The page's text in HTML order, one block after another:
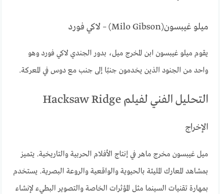
ميلو غيبسون(Milo Gibson) – لاكي فورد
يقوم ميلو غيبسون ابن المخرج ميل، بدور الجندي لاكي فورد وهو
واحد من الجنود الذين يخدمون جنبًا إلى جنب مع دوس في المعركة.
التحليل الفني لفيلم Hacksaw Ridge
الإخراج
ميل غيبسون مخرج ماهر في إنتاج الأفلام الحربية والتاريخية. يتميز
بمشاهد المعارك المليئة بالحيوية والواقعية والروعة البصرية. يستخدم
بمهارة تقنيات السينما مثل المؤثرات الخاصة والتصوير البطيء لإنشاء